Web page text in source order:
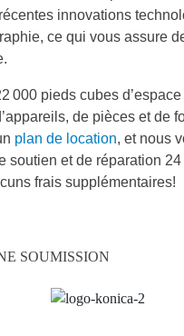
innovations
ce qui vous assure
000 pieds cubes
de pièces et de
plan de location, et nous
soutien et de réparation
frais supplémentaires!
SOUMISSION